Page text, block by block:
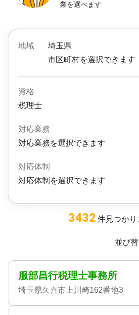
業を選べます
地域
埼玉県
市区町村を選択できます
資格
税理士
対応業務
対応業務を選択できます
対応体制
対応体制を選択できます
3432 件見つかり
並び替
服部昌行税理士事務所
埼玉県久喜市上川崎162番地3